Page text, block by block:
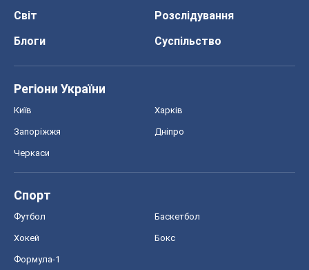
Світ
Розслідування
Блоги
Суспільство
Регіони України
Київ Харків
Запоріжжя Дніпро
Черкаси
Спорт
Футбол Баскетбол
Хокей Бокс
Формула-1